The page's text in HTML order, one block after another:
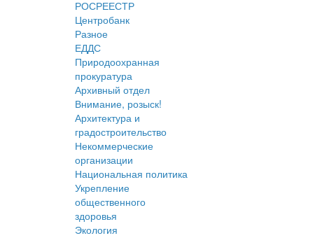
РОСРЕЕСТР
Центробанк
Разное
ЕДДС
Природоохранная
прокуратура
Архивный отдел
Внимание, розыск!
Архитектура и
градостроительство
Некоммерческие
организации
Национальная политика
Укрепление
общественного
здоровья
Экология